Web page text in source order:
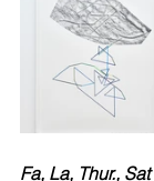
Fa, La, Thur., Sat